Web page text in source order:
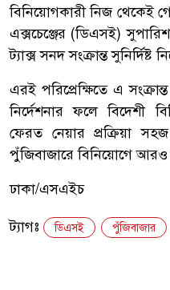
বিনিয়োগকারী নিজ থেকেই
এক্সচেঞ্জের (ডিএসই)
ট্যাক্স সনদ সংক্রান্ত সুনির্দিষ্ট
এরই পরিপ্রেক্ষিতে এ
নির্দেশনার ফলে বিদেশী
ফেরত নেয়ার প্রক্রিয়া
পুঁজিবাজারে বিনিয়োগে আরও
ঢাকা/এসএইচ
ট্যাগঃ ডিএসই পুঁজিবাজার